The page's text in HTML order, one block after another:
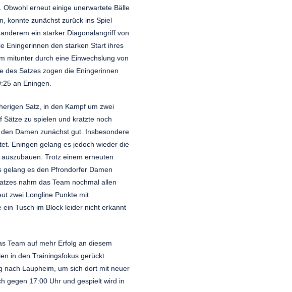
erneut einige unerwartete Bälle
konnte zunächst zurück ins Spiel
ein starker Diagonalangriff von
Eningerinnen den starken Start ihres
mitunter durch eine Einwechslung von
des Satzes zogen die Eningerinnen
an Eningen.
Satz, in den Kampf um zwei
zu spielen und kratzte noch
Damen zunächst gut. Insbesondere
Eningen gelang es jedoch wieder die
Trotz einem erneuten
es den Pfrondorfer Damen
nahm das Team nochmal allen
zwei Longline Punkte mit
Tusch im Block leider nicht erkannt
Team auf mehr Erfolg an diesem
in den Trainingsfokus gerückt
nach Laupheim, um sich dort mit neuer
gegen 17:00 Uhr und gespielt wird in